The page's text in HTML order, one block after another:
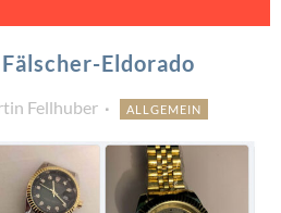
Eldorado
Fellhuber ALLGEMEIN